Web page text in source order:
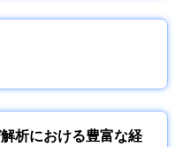
析における豊富な経